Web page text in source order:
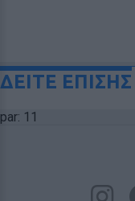
ΔΕΙΤΕ ΕΠΙΣΗΣ
par: 11